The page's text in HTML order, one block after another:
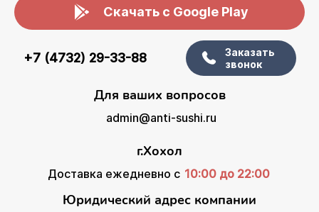
Скачать с Google Play
+7 (4732) 29-33-88
Заказать
звонок
Для ваших вопросов
admin@anti-sushi.ru
г.Хохол
Доставка ежедневно с 10:00 до 22:00
Юридический адрес компании